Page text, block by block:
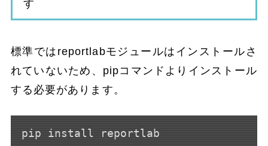
す
標準ではreportlabモジュールはインストールさ
れていないため、pipコマンドよりインストール
する必要があります。
pip install reportlab